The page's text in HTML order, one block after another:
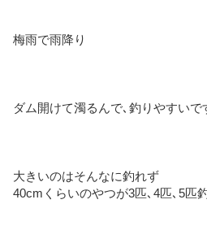
梅雨で雨降り
ダム開けて濁るんで､釣りやすいで
大きいのはそんなに釣れず
40cmくらいのやつが3匹､4匹､5匹